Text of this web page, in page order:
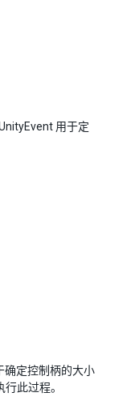
用于定
确定控制柄的大小
此过程。